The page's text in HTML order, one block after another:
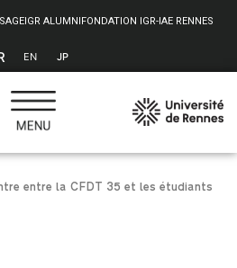
IGR ALUMNIFONDATION IGR-IAE RENNES
EN JP
entre la CFDT 35 et les étudiants